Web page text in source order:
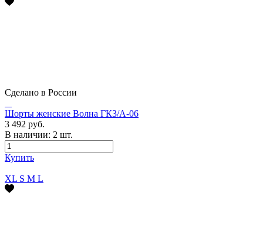
Сделано в России
Шорты женские Волна ГК3/А-06
3 492 руб.
В наличии: 2 шт.
Купить
XL S M L